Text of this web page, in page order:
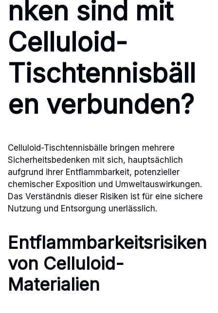
nken sind mit
Celluloid-
Tischtennisbäll
en verbunden?
Celluloid-Tischtennisbälle bringen mehrere
Sicherheitsbedenken mit sich, hauptsächlich
aufgrund ihrer Entflammbarkeit, potenzieller
chemischer Exposition und Umweltauswirkungen.
Das Verständnis dieser Risiken ist für eine sichere
Nutzung und Entsorgung unerlässlich.
Entflammbarkeitsrisiken
von Celluloid-
Materialien